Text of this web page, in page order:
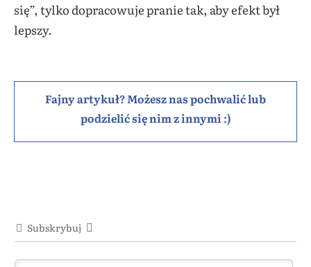
się”, tylko dopracowuje pranie tak, aby efekt był
lepszy.
Fajny artykuł? Możesz nas pochwalić lub
podzielić się nim z innymi :)
Subskrybuj